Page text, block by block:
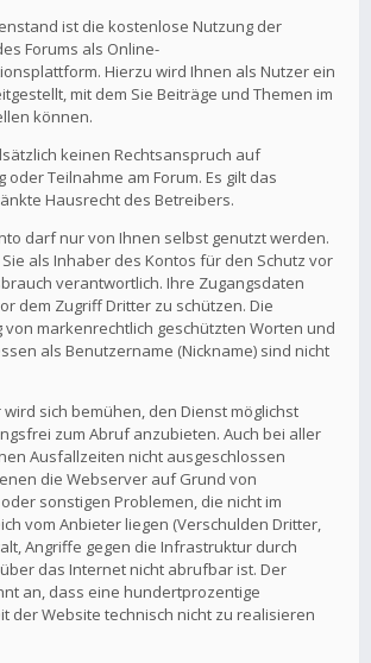
ist die kostenlose Nutzung der
Forums als Online-
Hierzu wird Ihnen als Nutzer ein
mit dem Sie Beiträge und Themen im
können.
keinen Rechtsanspruch auf
oder Teilnahme am Forum. Es gilt das
Hausrecht des Betreibers.
darf nur von Ihnen selbst genutzt werden.
als Inhaber des Kontos für den Schutz vor
verantwortlich. Ihre Zugangsdaten
dem Zugriff Dritter zu schützen. Die
von markenrechtlich geschützten Worten und
als Benutzername (Nickname) sind nicht
sich bemühen, den Dienst möglichst
zum Abruf anzubieten. Auch bei aller
Ausfallzeiten nicht ausgeschlossen
die Webserver auf Grund von
sonstigen Problemen, die nicht im
vom Anbieter liegen (Verschulden Dritter,
Angriffe gegen die Infrastruktur durch
über das Internet nicht abrufbar ist. Der
an, dass eine hundertprozentige
der Website technisch nicht zu realisieren